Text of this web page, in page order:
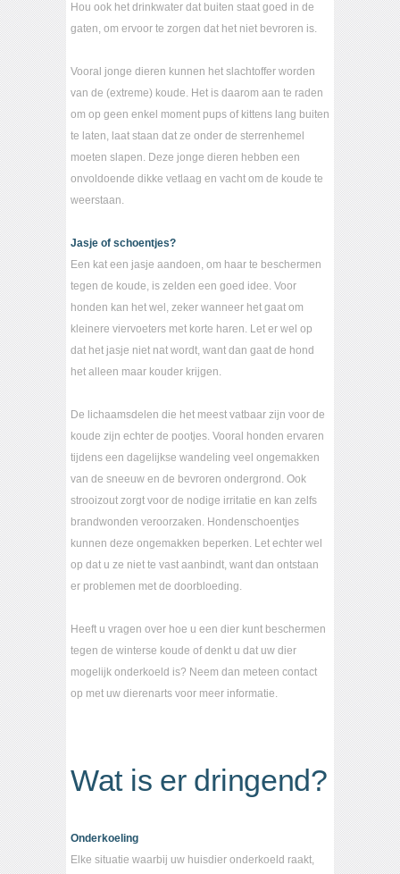
Hou ook het drinkwater dat buiten staat goed in de
gaten, om ervoor te zorgen dat het niet bevroren is.
Vooral jonge dieren kunnen het slachtoffer worden
van de (extreme) koude. Het is daarom aan te raden
om op geen enkel moment pups of kittens lang buiten
te laten, laat staan dat ze onder de sterrenhemel
moeten slapen. Deze jonge dieren hebben een
onvoldoende dikke vetlaag en vacht om de koude te
weerstaan.
Jasje of schoentjes?
Een kat een jasje aandoen, om haar te beschermen
tegen de koude, is zelden een goed idee. Voor
honden kan het wel, zeker wanneer het gaat om
kleinere viervoeters met korte haren. Let er wel op
dat het jasje niet nat wordt, want dan gaat de hond
het alleen maar kouder krijgen.
De lichaamsdelen die het meest vatbaar zijn voor de
koude zijn echter de pootjes. Vooral honden ervaren
tijdens een dagelijkse wandeling veel ongemakken
van de sneeuw en de bevroren ondergrond. Ook
strooizout zorgt voor de nodige irritatie en kan zelfs
brandwonden veroorzaken. Hondenschoentjes
kunnen deze ongemakken beperken. Let echter wel
op dat u ze niet te vast aanbindt, want dan ontstaan
er problemen met de doorbloeding.
Heeft u vragen over hoe u een dier kunt beschermen
tegen de winterse koude of denkt u dat uw dier
mogelijk onderkoeld is? Neem dan meteen contact
op met uw dierenarts voor meer informatie.
Wat is er dringend?
Onderkoeling
Elke situatie waarbij uw huisdier onderkoeld raakt,